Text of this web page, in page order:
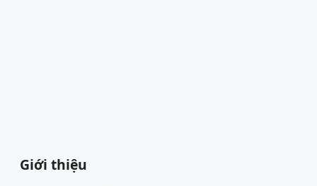
Giới thiệu